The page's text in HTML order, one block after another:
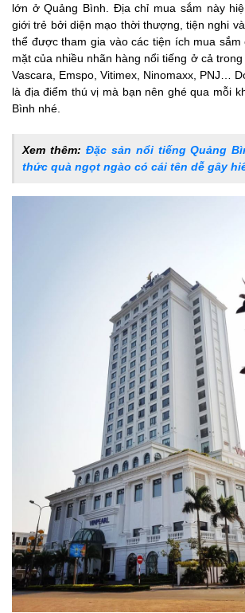
5. Chợ Mai
6. Chợ Hoàn Lão
7. Chợ Lý Hòa
lớn ở Quảng Bình. Địa chỉ mua sắm này
giới trẻ bởi diện mạo thời thượng, tiện nghi
thể được tham gia vào các tiện ích mua
mặt của nhiều nhãn hàng nổi tiếng ở cả
Vascara, Emspo, Vitimex, Ninomaxx, PNJ…
là địa điểm thú vị mà bạn nên ghé qua mỗi
Bình nhé.
Xem thêm: Đặc sản nổi tiếng Quảng
thức quà ngọt ngào có cái tên dễ gây